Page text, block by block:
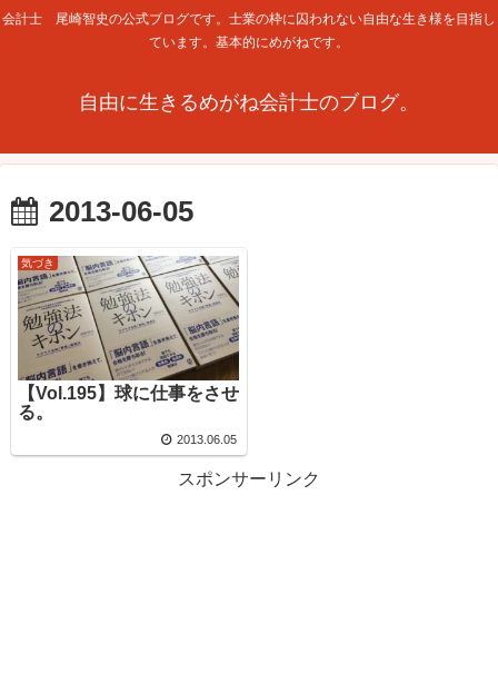
会計士 尾崎智史の公式ブログです。士業の枠に囚われない自由な生き様を目指し
ています。基本的にめがねです。
自由に生きるめがね会計士のブログ。
2013-06-05
気づき
【Vol.195】球に仕事をさせ
る。
2013.06.05
スポンサーリンク